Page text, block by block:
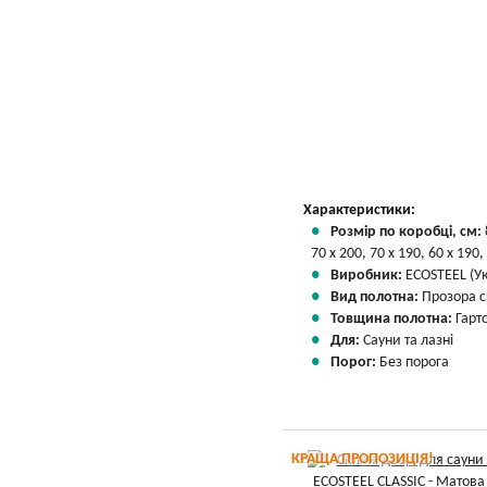
Характеристики:
Розмір по коробці, см:
70 х 200, 70 х 190, 60 х 190,
Виробник: ECOSTEEL
Вид полотна: Прозора
Товщина полотна:
Для: Сауни та лазні
Порог: Без порога
КРАЩА ПРОПОЗИЦІЯ!